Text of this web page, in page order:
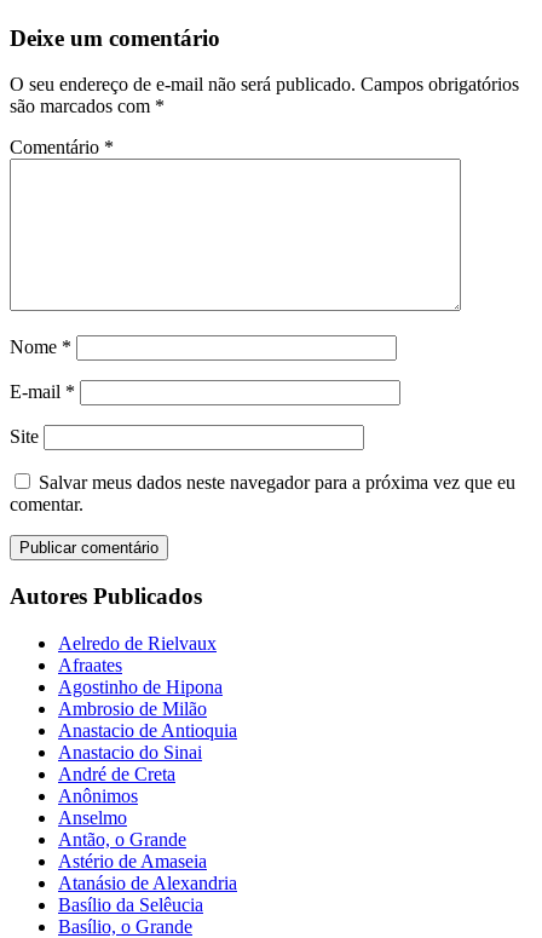
Deixe um comentário
O seu endereço de e-mail não será publicado. Campos obrigatórios
são marcados com *
Comentário *
Nome *
E-mail *
Site
Salvar meus dados neste navegador para a próxima vez que eu
comentar.
Autores Publicados
Aelredo de Rielvaux
Afraates
Agostinho de Hipona
Ambrosio de Milão
Anastacio de Antioquia
Anastacio do Sinai
André de Creta
Anônimos
Anselmo
Antão, o Grande
Astério de Amaseia
Atanásio de Alexandria
Basílio da Selêucia
Basílio, o Grande